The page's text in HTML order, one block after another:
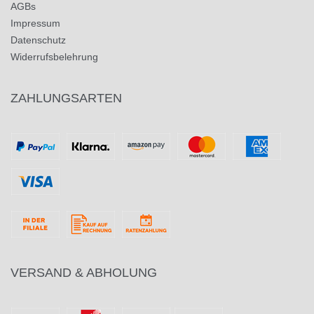
AGBs
Impressum
Datenschutz
Widerrufsbelehrung
ZAHLUNGSARTEN
VERSAND & ABHOLUNG